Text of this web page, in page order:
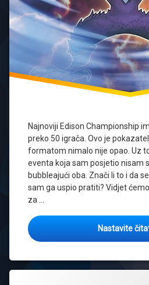
Najnoviji Edison Championship
preko 50 igrača. Ovo je
formatom nimalo nije opao. Uz
eventa koja sam posjetio nisam
bubbleajući oba. Znači li to i da
sam ga uspio pratiti? Vidjet
za …
Nastavite